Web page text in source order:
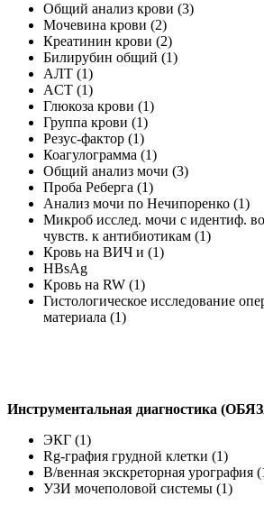
Общий анализ крови (3)
Мочевина крови (2)
Креатинин крови (2)
Билирубин общий (1)
АЛТ (1)
ACT (1)
Глюкоза крови (1)
Группа крови (1)
Резус-фактор (1)
Коагулограмма (1)
Общий анализ мочи (3)
Проба Реберга (1)
Анализ мочи по Нечипоренко (1)
Микроб исслед. мочи с идентиф.
чувств. к антибиотикам (1)
Кровь на ВИЧ и (1)
HBsAg
Кровь на RW (1)
Гистологическое исследование
материала (1)
Инструментальная диагностика
ЭКГ (1)
Rg-графия грудной клетки (1)
В/венная экскреторная урография
УЗИ мочеполовой системы (1)